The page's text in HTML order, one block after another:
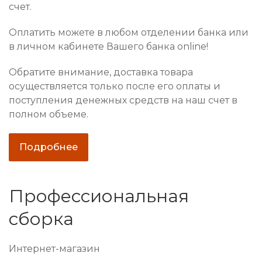
счет.
Оплатить можете в любом отделении банка или
в личном кабинете Вашего банка online!
Обратите внимание, доставка товара
осуществляется только после его оплаты и
поступления денежных средств на наш счет в
полном объеме.
Подробнее
Профессиональная
сборка
Интернет-магазин